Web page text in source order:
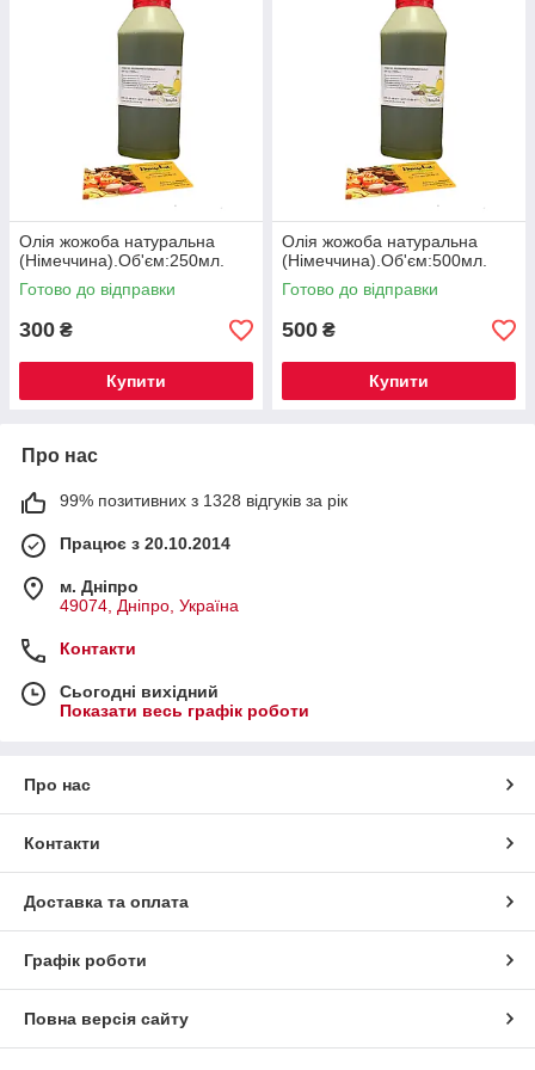
Олія жожоба натуральна
(Німеччина).Об'єм:250мл.
Готово до відправки
300 ₴
Купити
Олія жожоба натуральна
(Німеччина).Об'єм:500мл.
Готово до відправки
500 ₴
Купити
Про нас
99% позитивних з 1328 відгуків за рік
Працює з 20.10.2014
м. Дніпро
49074, Дніпро, Україна
Контакти
Сьогодні вихідний
Показати весь графік роботи
Про нас
Контакти
Доставка та оплата
Графік роботи
Повна версія сайту